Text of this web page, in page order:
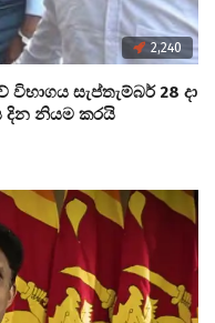
2,240
සැප්තැම්බර් 28 දා
නියම කරයි